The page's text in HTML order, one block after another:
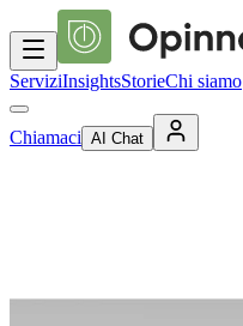
ServiziInsightsStorieChi siamo
Chiamaci AI Chat